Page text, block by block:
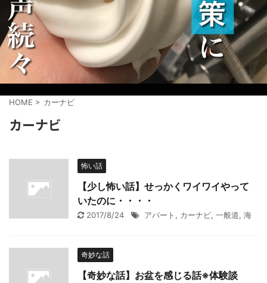
HOME > カーナビ
カーナビ
怖い話
【少し怖い話】せっかくワイワイやって
いたのに・・・・
2017/8/24 アパート , カーナビ, 一般道, 海
奇妙な話
【奇妙な話】お盆を感じる話※体験談